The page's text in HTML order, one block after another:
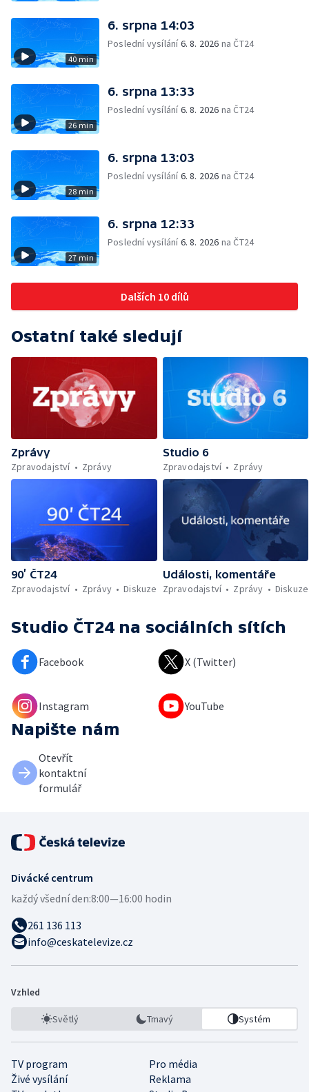
40 min
6. srpna 14:03
Poslední vysílání6. 8. 2026 na ČT24
26 min
6. srpna 13:33
Poslední vysílání6. 8. 2026 na ČT24
28 min
6. srpna 13:03
Poslední vysílání6. 8. 2026 na ČT24
27 min
6. srpna 12:33
Poslední vysílání6. 8. 2026 na ČT24
Dalších 10 dílů
Ostatní také sledují
Zprávy
Zpravodajství
Zprávy
Studio 6
Zpravodajství
Zprávy
90’ ČT24
Zpravodajství
Zprávy Diskuze
Události, komentáře
Zpravodajství
Zprávy Diskuze
Studio ČT24 na sociálních sítích
Facebook X (Twitter)
Instagram YouTube
Napište nám
Otevřít
kontaktní
formulář
Divácké centrum
každý všední den:8:00—16:00 hodin
261 136 113
info@ceskatelevize.cz
Vzhled
Světlý Tmavý Systém
TV program
Pro média
Živé vysílání
Reklama